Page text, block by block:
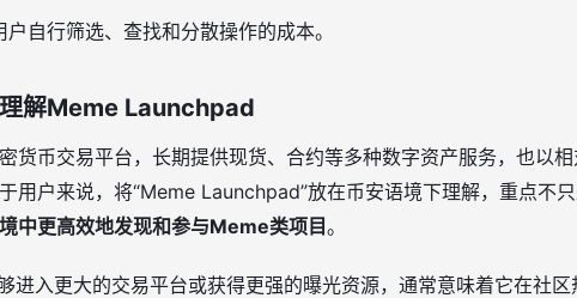
户自行筛选、查找和分散操作的成本。
解Meme Launchpad
货币交易平台，长期提供现货、合约等多种数字资产服务，也以
用户来说，将“Meme Launchpad”放在币安语境下理解，重点不
中更高效地发现和参与Meme类项目。
进入更大的交易平台或获得更强的曝光资源，通常意味着它在社区